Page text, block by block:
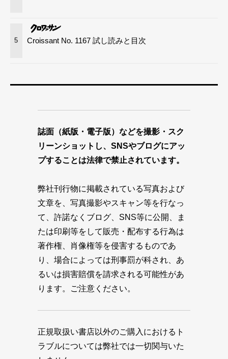
5 Croissant No. 1167 試し読みと目次
誌面（紙版・電子版）などを撮影・スク
リーンショットし、SNSやブログにアッ
プすることは法律で禁止されています。
弊社刊行物に掲載されている写真および
文章を、写真撮影やスキャン等を行なっ
て、許諾なくブログ、SNS等に公開、ま
たは印刷等をして販売・配布する行為は
著作権、肖像権等を侵害するものであ
り、場合によっては刑事罰が科され、あ
るいは損害賠償を請求される可能性があ
ります。ご注意ください。
正規取扱い書店以外のご購入におけるト
ラブルについては弊社では一切関与いた